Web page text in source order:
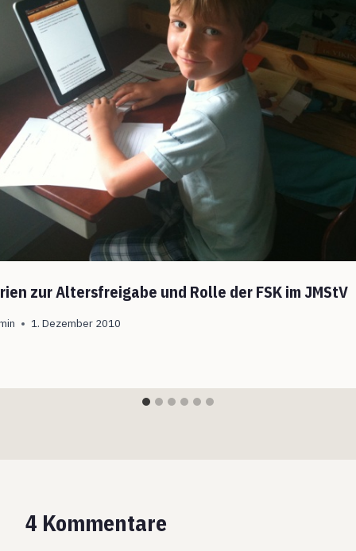
zur Altersfreigabe und Rolle der FSK im JMStV
1. Dezember 2010
4 Kommentare